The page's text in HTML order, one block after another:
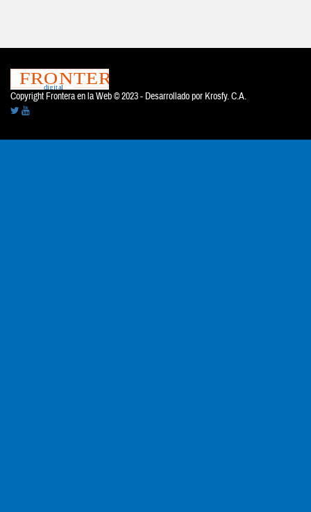
Copyright Frontera en la Web © 2023 - Desarrollado por Krosfy. C.A.